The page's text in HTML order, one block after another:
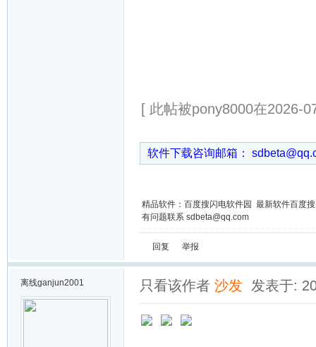
[ 此帖被pony8000在2026-
软件下载咨询邮箱：
精品软件：百度搜闪电软件园 最新软件百度
有问题联系 sdbeta@qq.com
回复 举报
离线ganjun2001 只看该作者 沙发 发表于: